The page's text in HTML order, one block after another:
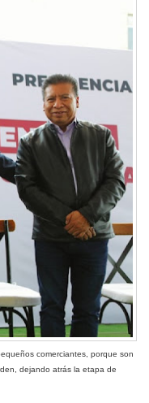
comerciantes, porque son
dejando atrás la etapa de